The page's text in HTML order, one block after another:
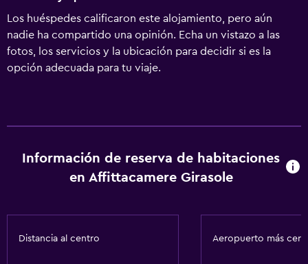
Los huéspedes calificaron este alojamiento, pero aún
nadie ha compartido una opinión. Echa un vistazo a las
fotos, los servicios y la ubicación para decidir si es la
opción adecuada para tu viaje.
Información de reserva de habitaciones
en Affittacamere Girasole
Distancia al centro Aeropuerto más